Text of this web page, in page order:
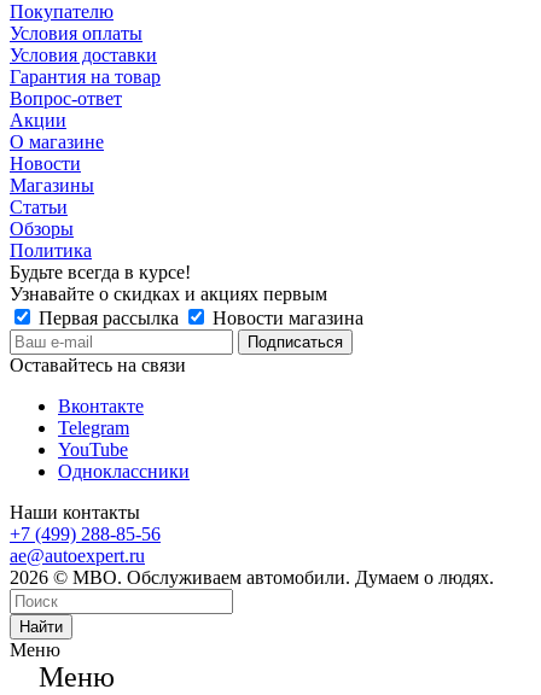
Покупателю
Условия оплаты
Условия доставки
Гарантия на товар
Вопрос-ответ
Акции
О магазине
Новости
Магазины
Статьи
Обзоры
Политика
Будьте всегда в курсе!
Узнавайте о скидках и акциях первым
Первая рассылка
Новости магазина
Оставайтесь на связи
Вконтакте
Telegram
YouTube
Одноклассники
Наши контакты
+7 (499) 288-85-56
ae@autoexpert.ru
2026 © МВО. Обслуживаем автомобили. Думаем о людях.
Найти
Меню
Меню